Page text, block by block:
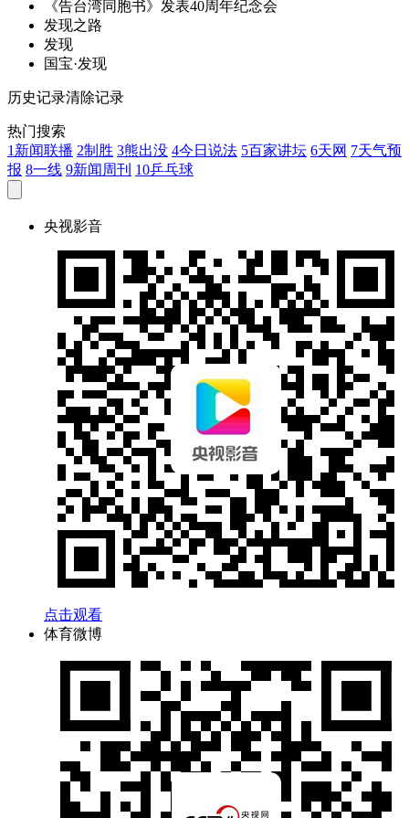
《告台湾同胞书》 发表40周年纪念会
发现之路
发现
国宝·发现
历史记录清除记录
热门搜索
1 新闻联播 2制胜 3熊出没 4今日说法 5百家讲坛 6天网 7天气预
报 8一线 9新闻周刊 10乒乓球
央视影音
点击观看
体育微博